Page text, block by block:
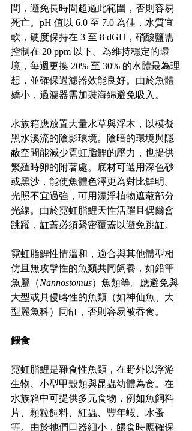
間，避免長時間超過此範圍，否則容易
死亡。pH 值以 6.0 至 7.0 為佳，水質宜
軟，硬度保持在 3 至 8 dGH，硝酸鹽需
控制在 20 ppm 以下。為維持穩定的環
境，每週更換 20% 至 30% 的水體最為理
想，並確保過濾器效能良好。由於魚體
嬌小，過濾器需加裝海綿避免吸入。
水族箱應放置大量水草與浮木，以模擬
黑水溪流的陰影環境。陰暗的環境與隱
蔽空間能減少霓虹脂鯉的壓力，也提供
繁殖時卵的附著處。底材可選用深色砂
或黑沙，能使魚體色澤更為對比鮮明。
光照不宜過強，可用漂浮植物遮蔽部分
光線。由於霓虹脂鯉天性活躍且偶爾會
跳躍，缸蓋必須緊密覆蓋以避免跳缸。
霓虹脂鯉性情溫和，適合與其他體型相
仿且無攻擊性的魚類共同飼養，如鉛筆
魚屬（Nannostomus）魚類等。應避免與
大型或具侵略性的魚類（如神仙魚、大
型麗魚科）同缸，否則容易被吞食。
餵食
霓虹脂鯉是雜食性魚類，在野外以浮游
生物、小型甲殼類與昆蟲幼體為食。在
水族箱中可提供多元食物，例如魚飼料
片、顆粒飼料、紅蟲、豐年蝦、水蚤
等。由於牠們口器細小，餵食時應確保